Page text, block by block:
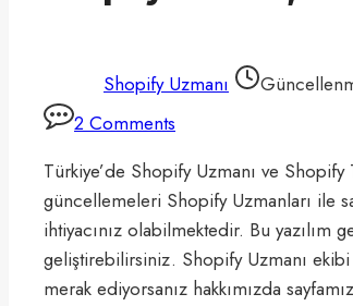
Shopify Uzmanı
2 Comments
Türkiye’de Shopify Uzmanı ve
güncellemeleri Shopify Uzmanları ile
ihtiyacınız olabilmektedir. Bu yazılım
geliştirebilirsiniz. Shopify Uzmanı
merak ediyorsanız hakkımızda